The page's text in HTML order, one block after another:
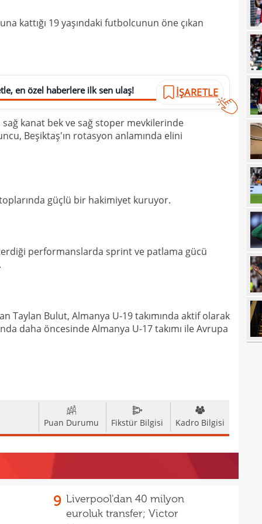
kattığı 19 yaşındaki futbolcunun öne çıkan
en özel haberlere ilk sen ulaş! İŞARETLE
sağ kanat bek ve sağ stoper mevkilerinde
Beşiktaş'ın rotasyon anlamında elini
güçlü bir hakimiyet kuruyor.
performanslarda sprint ve patlama gücü
Taylan Bulut, Almanya U-19 takımında aktif olarak
daha öncesinde Almanya U-17 takımı ile Avrupa
Puan Durumu Fikstür Bilgisi Kadro Bilgisi
9 Liverpool'dan 40 milyon
euroluk transfer; Victor
aldı
bile!"